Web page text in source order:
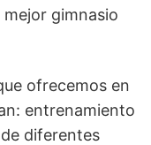
mejor gimnasio
ofrecemos en
entrenamiento
diferentes